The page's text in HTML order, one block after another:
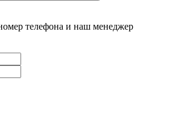
телефона и наш менеджер